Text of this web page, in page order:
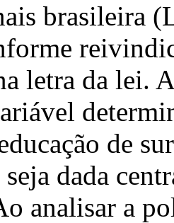
brasileira
letra da lei.
de
seja dada
analisar a